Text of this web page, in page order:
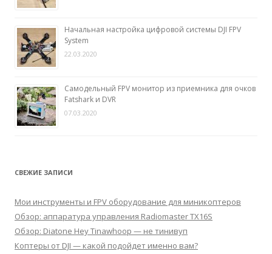
Начальная настройка цифровой системы DJI FPV
System
22.03.2020
Самодельный FPV монитор из приемника для очков
Fatshark и DVR
07.03.2020
СВЕЖИЕ ЗАПИСИ
Мои инструменты и FPV оборудование для миникоптеров
Обзор: аппаратура управления Radiomaster TX16S
Обзор: Diatone Hey Tinawhoop — не тинивуп
Коптеры от DJI — какой подойдет именно вам?